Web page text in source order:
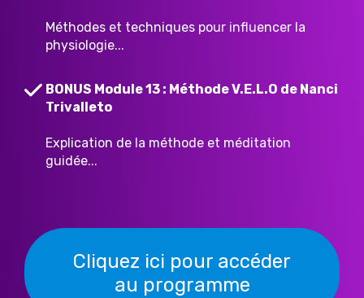
Méthodes et techniques pour influencer la
physiologie...
BONUS Module 13 : Méthode V.E.L.O de Nanci
Trivalleto
Explication de la méthode et méditation
guidée...
Cliquez ici pour accéder
au programme